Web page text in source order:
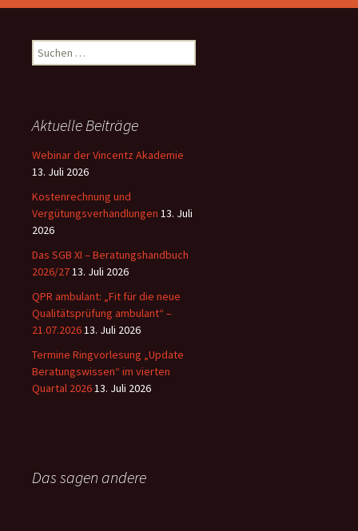
Suchen
nach:
Aktuelle Beiträge
Webinar der Vincentz Akademie
13. Juli 2026
Kostenrechnung und
Vergütungsverhandlungen 13. Juli
2026
Das SGB XI – Beratungshandbuch
2026/2713. Juli 2026
QPR ambulant: „Fit für die neue
Qualitätsprüfung ambulant“ –
21.07.202613. Juli 2026
Termine Ringvorlesung „Update
Beratungswissen“ im vierten
Quartal 202613. Juli 2026
Das sagen andere